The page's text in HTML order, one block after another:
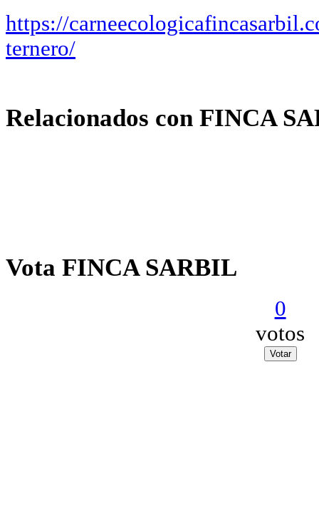
https://
ternero/
Relacionados con FINCA
Vota FINCA SARBIL
0
votos